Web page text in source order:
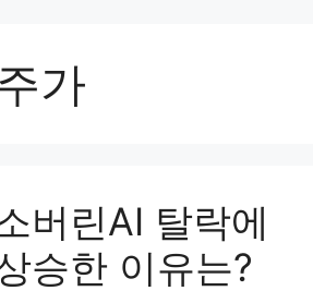
가
버린AI 탈락에
승한 이유는?